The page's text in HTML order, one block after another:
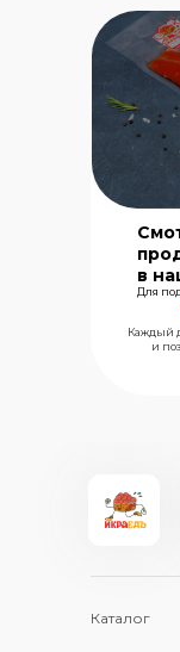
в
Для
Каждый
и
Каталог